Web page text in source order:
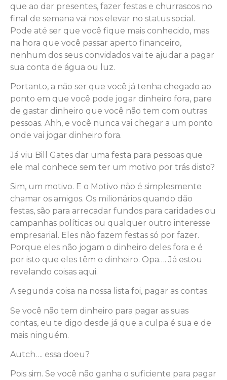
que ao dar presentes, fazer festas e churrascos no
final de semana vai nos elevar no status social.
Pode até ser que você fique mais conhecido, mas
na hora que você passar aperto financeiro,
nenhum dos seus convidados vai te ajudar a pagar
sua conta de água ou luz.
Portanto, a não ser que você já tenha chegado ao
ponto em que você pode jogar dinheiro fora, pare
de gastar dinheiro que você não tem com outras
pessoas. Ahh, e você nunca vai chegar a um ponto
onde vai jogar dinheiro fora.
Já viu Bill Gates dar uma festa para pessoas que
ele mal conhece sem ter um motivo por trás disto?
Sim, um motivo. E o Motivo não é simplesmente
chamar os amigos. Os milionários quando dão
festas, são para arrecadar fundos para caridades ou
campanhas políticas ou qualquer outro interesse
empresarial. Eles não fazem festas só por fazer.
Porque eles não jogam o dinheiro deles fora e é
por isto que eles têm o dinheiro. Opa…. Já estou
revelando coisas aqui.
A segunda coisa na nossa lista foi, pagar as contas.
Se você não tem dinheiro para pagar as suas
contas, eu te digo desde já que a culpa é sua e de
mais ninguém.
Autch…. essa doeu?
Pois sim. Se você não ganha o suficiente para pagar